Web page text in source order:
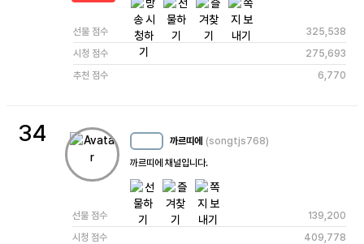
선물 점수
325,538
시청 점수
275,693
추천 점수
6,770
34 까르띠에 (songtjs768)
까르띠에 채널입니다.
선물 점수
139,200
시청 점수
409,778